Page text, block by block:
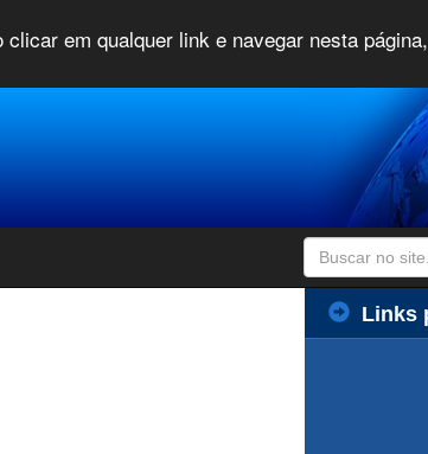
em qualquer link e navegar nesta
Links